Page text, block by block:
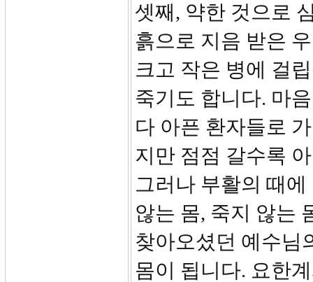
셋째, 약한 것으로
흙으로 지음 받은
크고 작은 병에 걸
죽기도 합니다. 마
다 아픈 환자들로
지만 점점 갈수록
그러나 부활의 때
않는 몸, 죽지 않는
찾아오셨던 예수님
몸이 됩니다. 요한